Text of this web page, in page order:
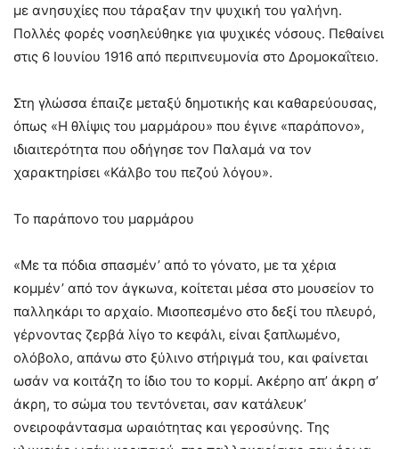
με ανησυχίες που τάραξαν την ψυχική του γαλήνη.
Πολλές φορές νοσηλεύθηκε για ψυχικές νόσους. Πεθαίνει
στις 6 Ιουνίου 1916 από περιπνευμονία στο Δρομοκαΐτειο.
Στη γλώσσα έπαιζε μεταξύ δημοτικής και καθαρεύουσας,
όπως «Η θλίψις του μαρμάρου» που έγινε «παράπονο»,
ιδιαιτερότητα που οδήγησε τον Παλαμά να τον
χαρακτηρίσει «Κάλβο του πεζού λόγου».
Το παράπονο του μαρμάρου
«Με τα πόδια σπασμέν’ από το γόνατο, με τα χέρια
κομμέν’ από τον άγκωνα, κοίτεται μέσα στο μουσείον το
παλληκάρι το αρχαίο. Μισοπεσμένο στο δεξί του πλευρό,
γέρνοντας ζερβά λίγο το κεφάλι, είναι ξαπλωμένο,
ολόβολο, απάνω στο ξύλινο στήριγμά του, και φαίνεται
ωσάν να κοιτάζη το ίδιο του το κορμί. Ακέρηο απ’ άκρη σ’
άκρη, το σώμα του τεντόνεται, σαν κατάλευκ’
ονειροφάντασμα ωραιότητας και γεροσύνης. Της